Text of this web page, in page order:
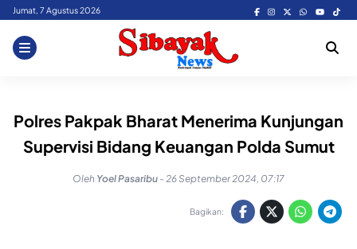
Skip
content
Jumat, 7 Agustus 2026
Polres Pakpak Bharat Menerima Kunjungan
Supervisi Bidang Keuangan Polda Sumut
Oleh Yoel Pasaribu - 26 September 2024, 07:17
Bagikan: